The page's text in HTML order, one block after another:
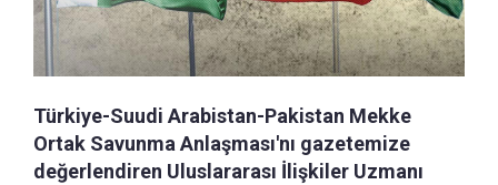
Türkiye-Suudi Arabistan-Pakistan Mekke
Ortak Savunma Anlaşması'nı gazetemize
değerlendiren Uluslararası İlişkiler Uzmanı